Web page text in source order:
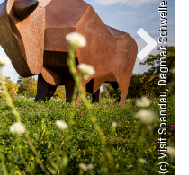
(c) Visit Spandau, Dagmar Schwelle